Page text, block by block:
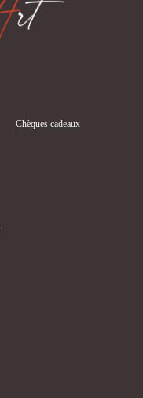
Chèques cadeaux